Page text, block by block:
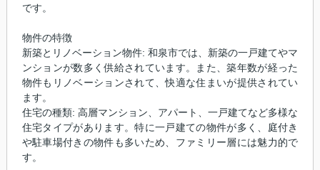
です。
物件の特徴
新築とリノベーション物件: 和泉市では、新築の一戸建てやマ
ンションが数多く供給されています。また、築年数が経った
物件もリノベーションされて、快適な住まいが提供されてい
ます。
住宅の種類: 高層マンション、アパート、一戸建てなど多様な
住宅タイプがあります。特に一戸建ての物件が多く、庭付き
や駐車場付きの物件も多いため、ファミリー層には魅力的で
す。